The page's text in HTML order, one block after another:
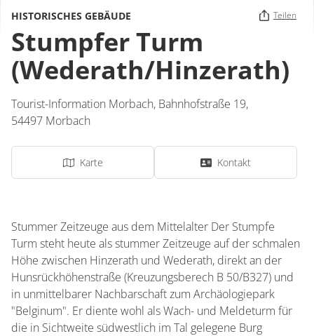
HISTORISCHES GEBÄUDE Teilen
Stumpfer Turm
(Wederath/Hinzerath)
Tourist-Information Morbach, Bahnhofstraße 19,
54497 Morbach
Karte Kontakt
Stummer Zeitzeuge aus dem Mittelalter Der Stumpfe
Turm steht heute als stummer Zeitzeuge auf der schmalen
Höhe zwischen Hinzerath und Wederath, direkt an der
Hunsrückhöhenstraße (Kreuzungsberech B 50/B327) und
in unmittelbarer Nachbarschaft zum Archäologiepark
"Belginum". Er diente wohl als Wach- und Meldeturm für
die in Sichtweite südwestlich im Tal gelegene Burg